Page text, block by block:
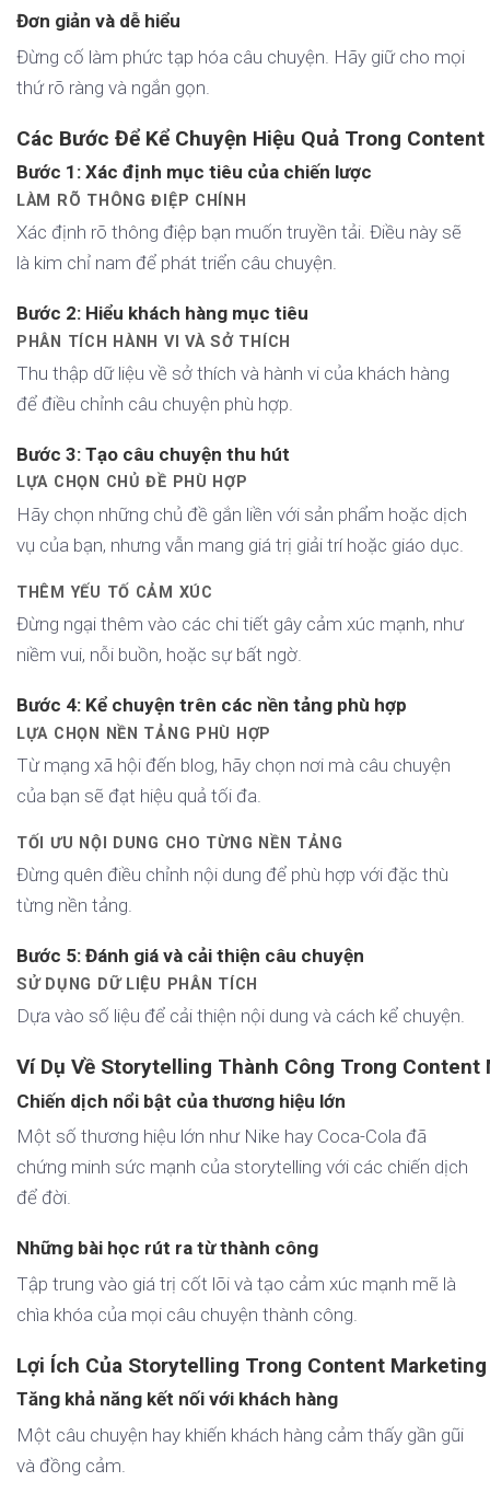
Đơn giản và dễ hiểu
Đừng cố làm phức tạp hóa câu chuyện. Hãy giữ cho mọi
thứ rõ ràng và ngắn gọn.
Các Bước Để Kể Chuyện Hiệu Quả Trong
Bước 1: Xác định mục tiêu của chiến lược
LÀM RÕ THÔNG ĐIỆP CHÍNH
Xác định rõ thông điệp bạn muốn truyền tải. Điều này sẽ
là kim chỉ nam để phát triển câu chuyện.
Bước 2: Hiểu khách hàng mục tiêu
PHÂN TÍCH HÀNH VI VÀ SỞ THÍCH
Thu thập dữ liệu về sở thích và hành vi của khách hàng
để điều chỉnh câu chuyện phù hợp.
Bước 3: Tạo câu chuyện thu hút
LỰA CHỌN CHỦ ĐỀ PHÙ HỢP
Hãy chọn những chủ đề gắn liền với sản phẩm hoặc dịch
vụ của bạn, nhưng vẫn mang giá trị giải trí hoặc giáo dục.
THÊM YẾU TỐ CẢM XÚC
Đừng ngại thêm vào các chi tiết gây cảm xúc mạnh, như
niềm vui, nỗi buồn, hoặc sự bất ngờ.
Bước 4: Kể chuyện trên các nền tảng phù hợp
LỰA CHỌN NỀN TẢNG PHÙ HỢP
Từ mạng xã hội đến blog, hãy chọn nơi mà câu chuyện
của bạn sẽ đạt hiệu quả tối đa.
TỐI ƯU NỘI DUNG CHO TỪNG NỀN TẢNG
Đừng quên điều chỉnh nội dung để phù hợp với đặc thù
từng nền tảng.
Bước 5: Đánh giá và cải thiện câu chuyện
SỬ DỤNG DỮ LIỆU PHÂN TÍCH
Dựa vào số liệu để cải thiện nội dung và cách kể chuyện.
Ví Dụ Về Storytelling Thành Công Trong Content
Chiến dịch nổi bật của thương hiệu lớn
Một số thương hiệu lớn như Nike hay Coca-Cola đã
chứng minh sức mạnh của storytelling với các chiến dịch
để đời.
Những bài học rút ra từ thành công
Tập trung vào giá trị cốt lõi và tạo cảm xúc mạnh mẽ là
chìa khóa của mọi câu chuyện thành công.
Lợi Ích Của Storytelling Trong Content Marketing
Tăng khả năng kết nối với khách hàng
Một câu chuyện hay khiến khách hàng cảm thấy gần gũi
và đồng cảm.